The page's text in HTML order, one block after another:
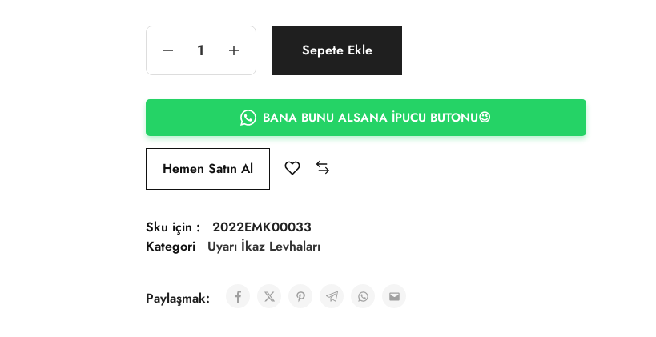
Sepete Ekle
BANA BUNU ALSANA İPUCU BUTONU😉
Hemen Satın Al
Sku için :
2022EMK00033
Kategori
Uyarı İkaz Levhaları
Paylaşmak: